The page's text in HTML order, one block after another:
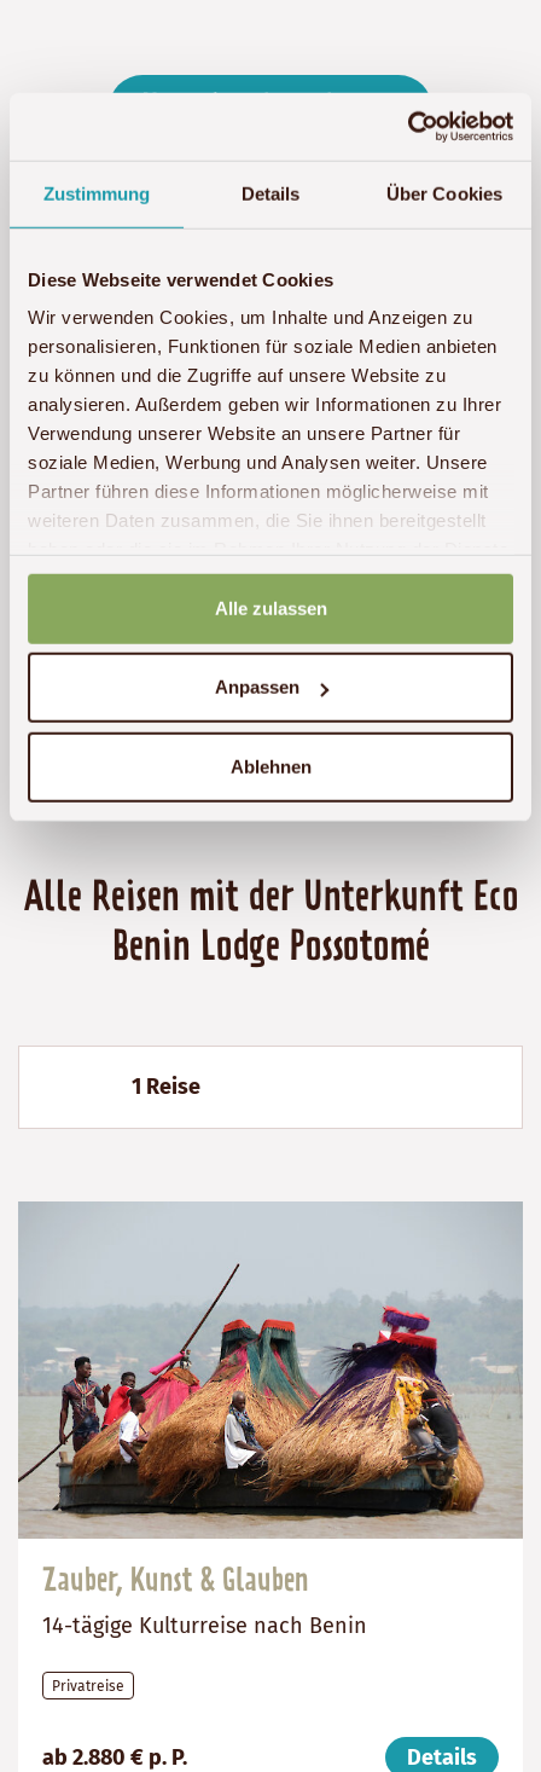
Zustimmung Details Über Cookies
Diese Webseite verwendet Cookies
Wir verwenden Cookies, um Inhalte und Anzeigen zu
personalisieren, Funktionen für soziale Medien anbieten
zu können und die Zugriffe auf unsere Website zu
analysieren. Außerdem geben wir Informationen zu Ihrer
Verwendung unserer Website an unsere Partner für
soziale Medien, Werbung und Analysen weiter. Unsere
Partner führen diese Informationen möglicherweise mit
weiteren Daten zusammen, die Sie ihnen bereitgestellt
gesammelt haben.
Alle zulassen
Anpassen
Ablehnen
Lage
Um Google Maps zu laden, benötigen
wir Ihre Zustimmung für die folgende
Cookie-Kategorie: Marketing
Marketing-Cookies akzeptieren
Bewertung Tripadvisor
Alle Reisen mit der Unterkunft Eco
Benin Lodge Possotomé
1 Reise
Zauber, Kunst & Glauben
14-tägige Kulturreise nach Benin
Privatreise
ab 2.880 € p. P. Details
(ab):
14
Benin